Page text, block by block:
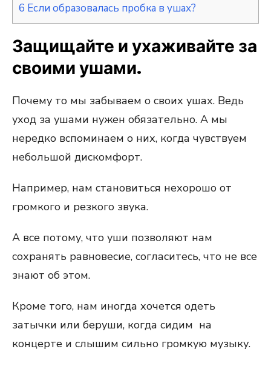
6 Если образовалась пробка в ушах?
Защищайте и ухаживайте за
своими ушами.
Почему то мы забываем о своих ушах. Ведь
уход за ушами нужен обязательно. А мы
нередко вспоминаем о них, когда чувствуем
небольшой дискомфорт.
Например, нам становиться нехорошо от
громкого и резкого звука.
А все потому, что уши позволяют нам
сохранять равновесие, согласитесь, что не все
знают об этом.
Кроме того, нам иногда хочется одеть
затычки или беруши, когда сидим на
концерте и слышим сильно громкую музыку.